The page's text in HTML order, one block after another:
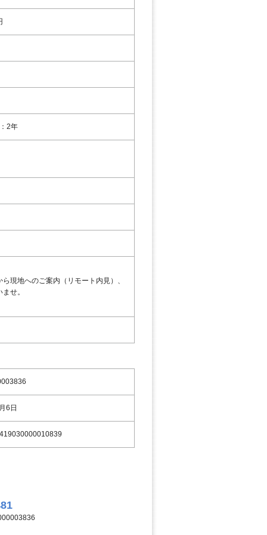
2年
現地へのご案内（リモート内見）、
せ。
6日